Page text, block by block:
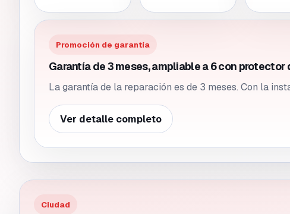
Promoción de garantía
Garantía de 3 meses, ampliable a 6 con protector
La garantía de la reparación es de 3 meses. Con la
Ver detalle completo
Ciudad